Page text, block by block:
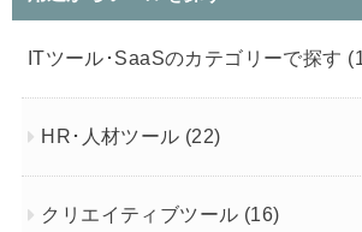
ITツール･SaaSのカテゴリーで探す
HR･人材ツール (22)
クリエイティブツール (16)